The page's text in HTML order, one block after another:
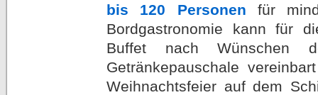
bis 120 Personen für
Bordgastronomie kann für
Buffet nach Wünschen
Getränkepauschale
Weihnachtsfeier auf dem